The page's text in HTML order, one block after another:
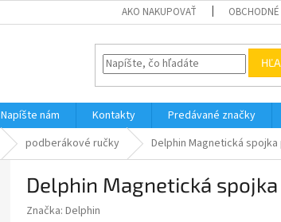
AKO NAKUPOVAŤ
Napíšte nám Kontakty Predávané značky
podberákové ručky Delphin Magnetická
Delphin Magnetická
Značka: Delphin